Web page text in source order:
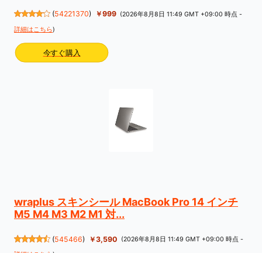
(54221370) ￥999 (2026年8月8日 11:49 GMT +09:00 時点 -
詳細はこちら)
今すぐ購入
wraplus スキンシール MacBook Pro 14 インチ
M5 M4 M3 M2 M1 対...
(545466) ￥3,590
(2026年8月8日 11:49 GMT +09:00 時点 -